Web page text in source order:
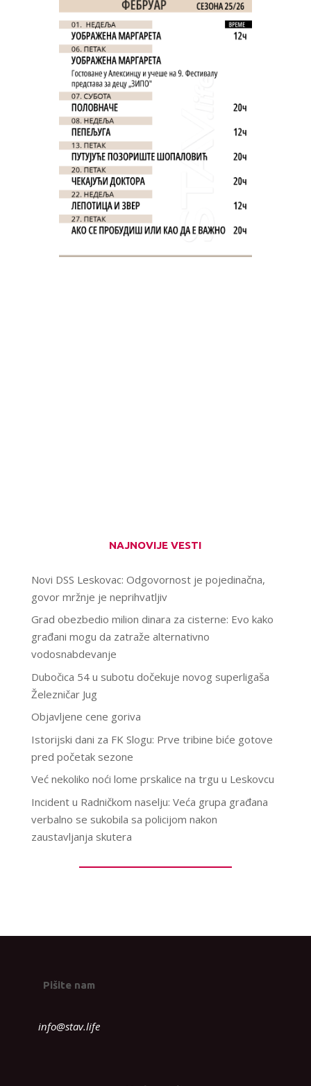
NAJNOVIJE VESTI
Novi DSS Leskovac: Odgovornost je pojedinačna,
govor mržnje je neprihvatljiv
Grad obezbedio milion dinara za cisterne: Evo kako
građani mogu da zatraže alternativno
vodosnabdevanje
Dubočica 54 u subotu dočekuje novog superligaša
Železničar Jug
Objavljene cene goriva
Istorijski dani za FK Slogu: Prve tribine biće gotove
pred početak sezone
Već nekoliko noći lome prskalice na trgu u Leskovcu
Incident u Radničkom naselju: Veća grupa građana
verbalno se sukobila sa policijom nakon
zaustavljanja skutera
Pišite nam
info@stav.life